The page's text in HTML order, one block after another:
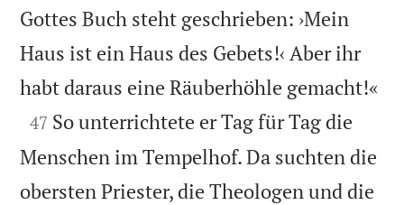
Gottes Buch steht geschrieben: ›Mein
Haus ist ein Haus des Gebets!‹ Aber ihr
habt daraus eine Räuberhöhle gemacht!«

47 So unterrichtete er Tag für Tag die
Menschen im Tempelhof. Da suchten die
obersten Priester, die Theologen und die